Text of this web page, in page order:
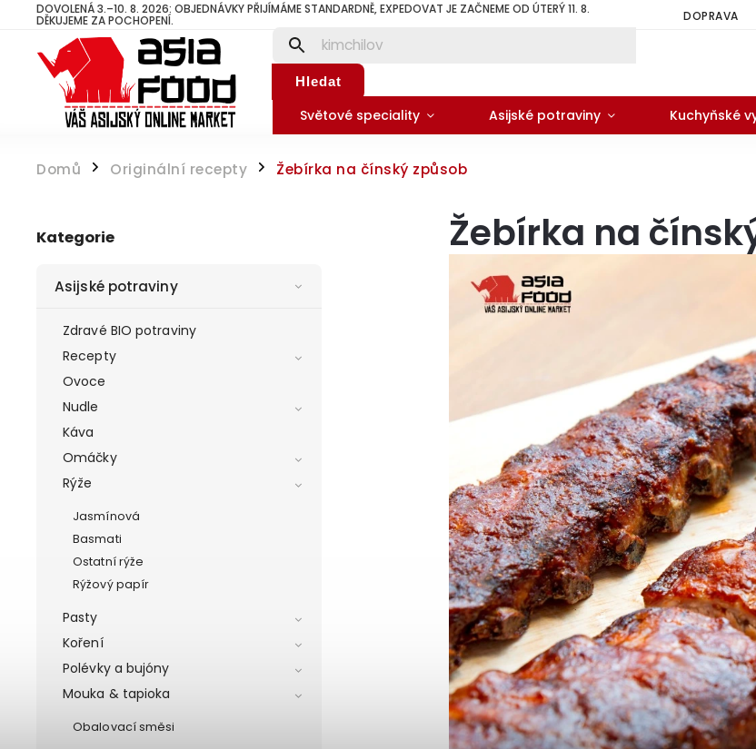
DOVOLENÁ 3.–10. 8. 2026: OBJEDNÁVKY PŘIJÍMÁME STANDARDNĚ, EXPEDOVAT JE ZAČNEME OD ÚTERÝ 11. 8.
DĚKUJEME ZA POCHOPENÍ. DOPRAVA
Hledat
Světové speciality Asijské potraviny Kuchyňské
Domů / Originální recepty / Žebírka na čínský způsob
Kategorie
Asijské potraviny
Zdravé BIO potraviny
Recepty
Ovoce
Nudle
Káva
Omáčky
Rýže
Jasmínová
Basmati
Ostatní rýže
Rýžový papír
Pasty
Koření
Polévky a bujóny
Mouka & tapioka
Obalovací směsi
Žebírka na